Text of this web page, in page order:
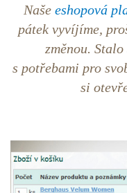
Naše eshopová
pátek vyvíjíme,
změnou.
s potřebami pro
si